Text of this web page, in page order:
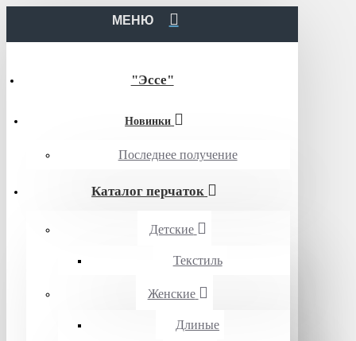
МЕНЮ
"Эссе"
Новинки
Последнее получение
Каталог перчаток
Детские
Текстиль
Женские
Длиные